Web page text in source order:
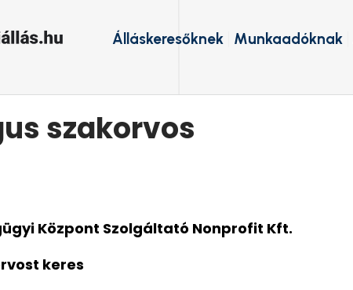
Munkaadóknak
Álláskeresőknek
szakorvos
Központ Szolgáltató Nonprofit Kft.
keres